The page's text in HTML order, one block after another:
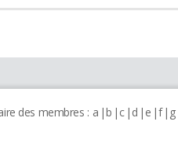
des membres : a b c d e f g